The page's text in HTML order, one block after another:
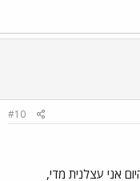
#10
אני עצלנית מדי,